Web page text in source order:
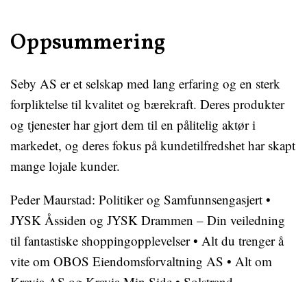
Oppsummering
Seby AS er et selskap med lang erfaring og en sterk
forpliktelse til kvalitet og bærekraft. Deres produkter
og tjenester har gjort dem til en pålitelig aktør i
markedet, og deres fokus på kundetilfredshet har skapt
mange lojale kunder.
Peder Maurstad: Politiker og Samfunnsengasjert •
JYSK Åssiden og JYSK Drammen – Din veiledning
til fantastiske shoppingopplevelser• Alt du trenger å
vite om OBOS Eiendomsforvaltning AS • Alt om